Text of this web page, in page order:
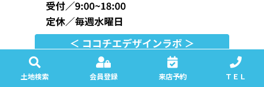
土地検索 会員登録 来店予約 ＴＥＬ